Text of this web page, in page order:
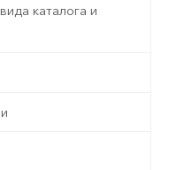
каталога и